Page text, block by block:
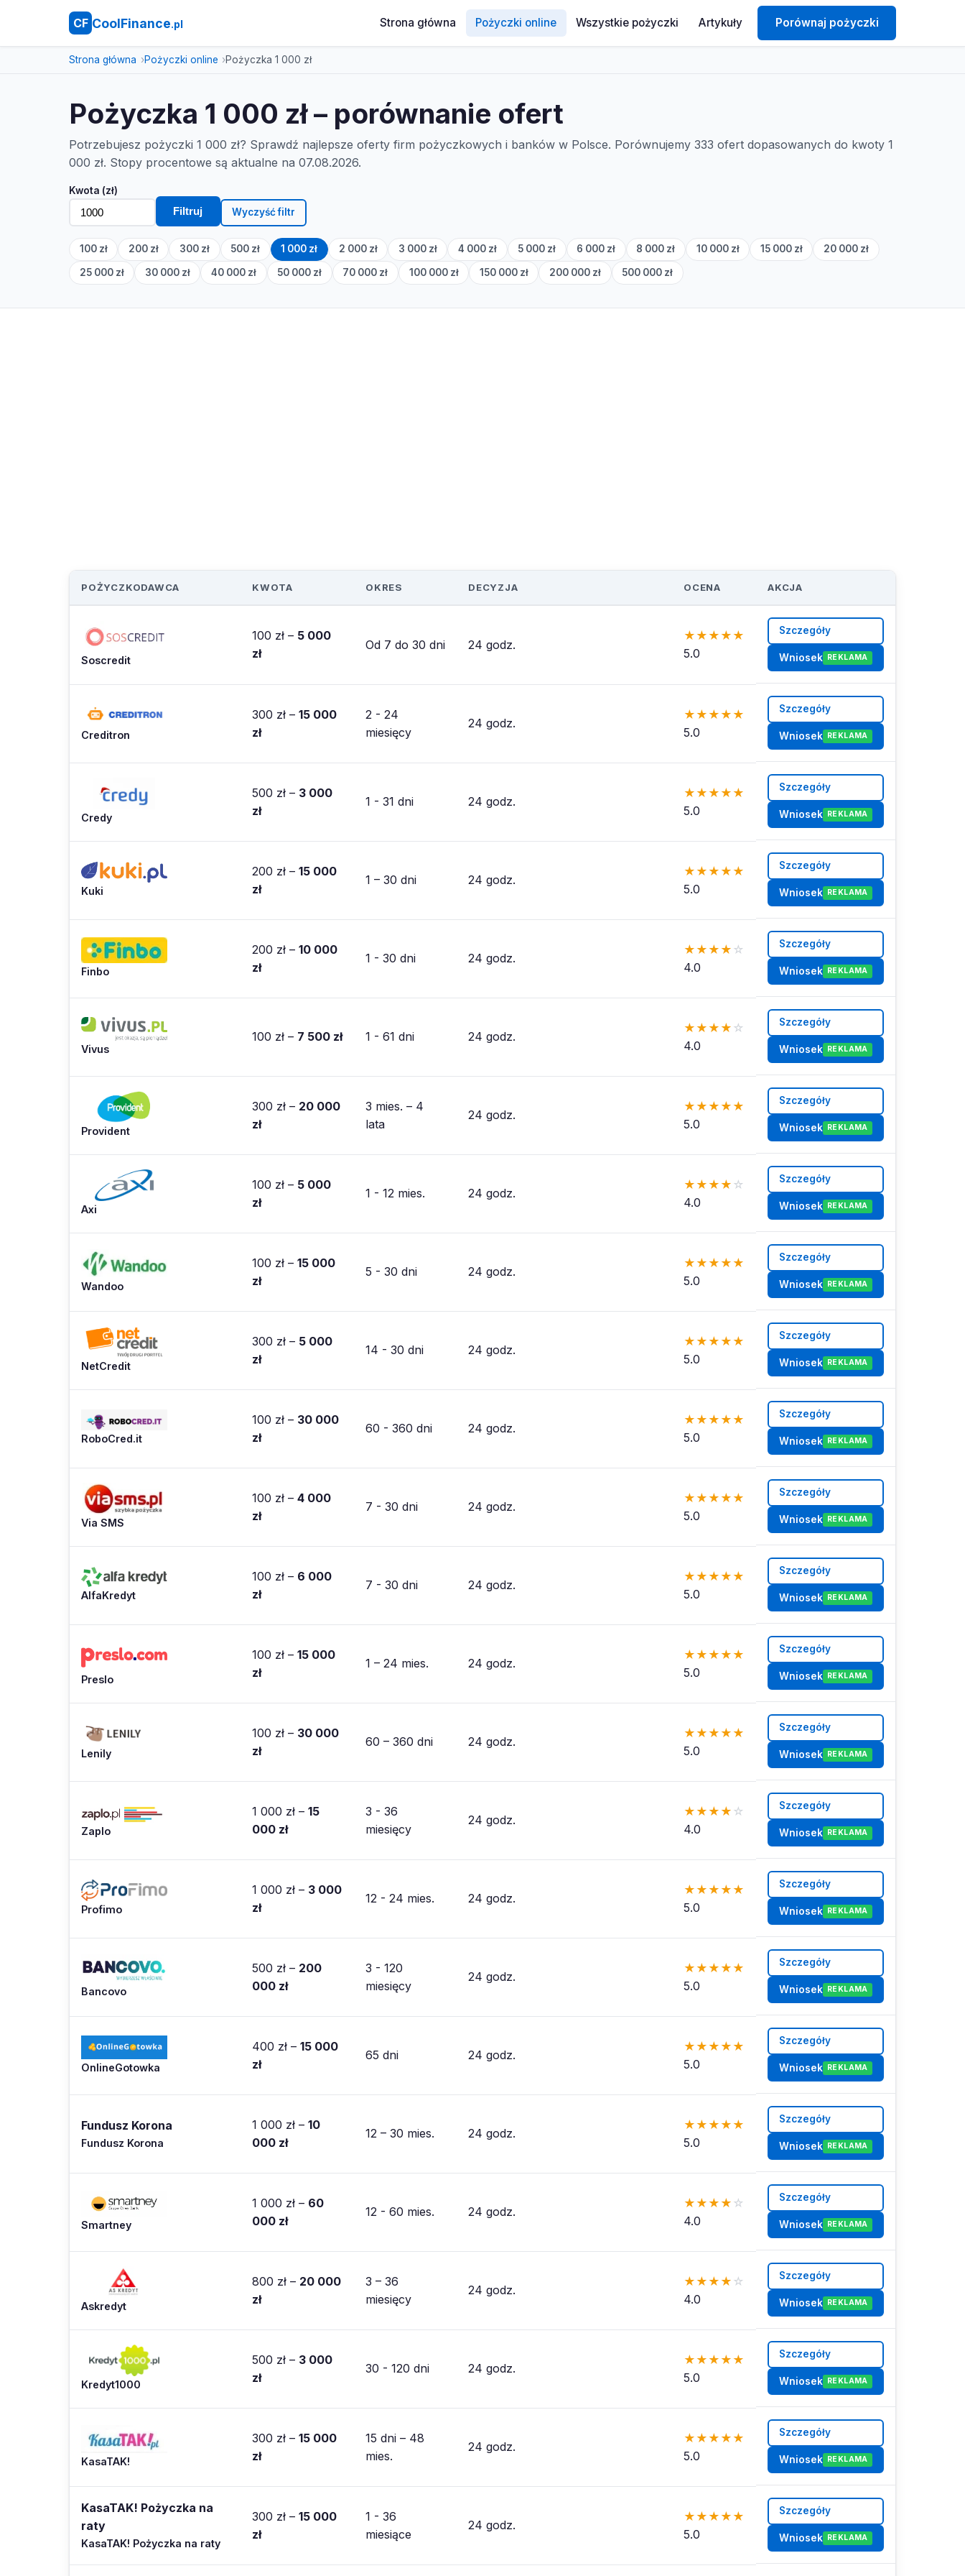
CF CoolFinance.pl Strona główna Pożyczki online Wszystkie pożyczki Artykuły Porównaj pożyczki
Strona główna Pożyczki online Pożyczka 1 000 zł
Pożyczka 1 000 zł – porównanie ofert
Potrzebujesz pożyczki 1 000 zł? Sprawdź najlepsze oferty firm pożyczkowych i banków w Polsce. Porównujemy 333 ofert dopasowanych do kwoty 1
000 zł. Stopy procentowe są aktualne na 07.08.2026.
Kwota (zł)
Filtruj Wyczyść filtr
100 zł 200 zł 300 zł 500 zł 1 000 zł 2 000 zł 3 000 zł 4 000 zł 5 000 zł 6 000 zł 8 000 zł 10 000 zł 15 000 zł 20 000 zł
25 000 zł 30 000 zł 40 000 zł 50 000 zł 70 000 zł 100 000 zł 150 000 zł 200 000 zł 500 000 zł
POŻYCZKODAWCA KWOTA OKRES DECYZJA OCENA AKCJA
Soscredit
100 zł – 5 000
zł
Od 7 do 30 dni 24 godz.
★ ★ ★ ★ ★
5.0
Szczegóły
Wniosek REKLAMA
Creditron
300 zł – 15 000
zł
2 - 24
miesięcy
24 godz.
★ ★ ★ ★ ★
5.0
Szczegóły
Wniosek REKLAMA
Credy
500 zł – 3 000
zł
1 - 31 dni 24 godz.
★ ★ ★ ★ ★
5.0
Szczegóły
Wniosek REKLAMA
Kuki
200 zł – 15 000
zł
1 – 30 dni 24 godz.
★ ★ ★ ★ ★
5.0
Szczegóły
Wniosek REKLAMA
Finbo
200 zł – 10 000
zł
1 - 30 dni 24 godz.
★ ★ ★ ★ ☆
4.0
Szczegóły
Wniosek REKLAMA
Vivus
100 zł – 7 500 zł 1 - 61 dni 24 godz.
★ ★ ★ ★ ☆
4.0
Szczegóły
Wniosek REKLAMA
Provident
300 zł – 20 000
zł
3 mies. – 4
lata
24 godz.
★ ★ ★ ★ ★
5.0
Szczegóły
Wniosek REKLAMA
Axi
100 zł – 5 000
zł
1 - 12 mies. 24 godz.
★ ★ ★ ★ ☆
4.0
Szczegóły
Wniosek REKLAMA
Wandoo
100 zł – 15 000
zł
5 - 30 dni 24 godz.
★ ★ ★ ★ ★
5.0
Szczegóły
Wniosek REKLAMA
NetCredit
300 zł – 5 000
zł
14 - 30 dni 24 godz.
★ ★ ★ ★ ★
5.0
Szczegóły
Wniosek REKLAMA
RoboCred.it
100 zł – 30 000
zł
60 - 360 dni 24 godz.
★ ★ ★ ★ ★
5.0
Szczegóły
Wniosek REKLAMA
Via SMS
100 zł – 4 000
zł
7 - 30 dni 24 godz.
★ ★ ★ ★ ★
5.0
Szczegóły
Wniosek REKLAMA
AlfaKredyt
100 zł – 6 000
zł
7 - 30 dni 24 godz.
★ ★ ★ ★ ★
5.0
Szczegóły
Wniosek REKLAMA
Preslo
100 zł – 15 000
zł
1 – 24 mies. 24 godz.
★ ★ ★ ★ ★
5.0
Szczegóły
Wniosek REKLAMA
Lenily
100 zł – 30 000
zł
60 – 360 dni 24 godz.
★ ★ ★ ★ ★
5.0
Szczegóły
Wniosek REKLAMA
Zaplo
1 000 zł – 15
000 zł
3 - 36
miesięcy
24 godz.
★ ★ ★ ★ ☆
4.0
Szczegóły
Wniosek REKLAMA
Profimo
1 000 zł – 3 000
zł
12 - 24 mies. 24 godz.
★ ★ ★ ★ ★
5.0
Szczegóły
Wniosek REKLAMA
Bancovo
500 zł – 200
000 zł
3 - 120
miesięcy
24 godz.
★ ★ ★ ★ ★
5.0
Szczegóły
Wniosek REKLAMA
OnlineGotowka
400 zł – 15 000
zł
65 dni 24 godz.
★ ★ ★ ★ ★
5.0
Szczegóły
Wniosek REKLAMA
Fundusz Korona
Fundusz Korona
1 000 zł – 10
000 zł
12 – 30 mies. 24 godz.
★ ★ ★ ★ ★
5.0
Szczegóły
Wniosek REKLAMA
Smartney
1 000 zł – 60
000 zł
12 - 60 mies. 24 godz.
★ ★ ★ ★ ☆
4.0
Szczegóły
Wniosek REKLAMA
Askredyt
800 zł – 20 000
zł
3 – 36
miesięcy
24 godz.
★ ★ ★ ★ ☆
4.0
Szczegóły
Wniosek REKLAMA
Kredyt1000
500 zł – 3 000
zł
30 - 120 dni 24 godz.
★ ★ ★ ★ ★
5.0
Szczegóły
Wniosek REKLAMA
KasaTAK!
300 zł – 15 000
zł
15 dni – 48
mies.
24 godz.
★ ★ ★ ★ ★
5.0
Szczegóły
Wniosek REKLAMA
KasaTAK! Pożyczka na
raty
KasaTAK! Pożyczka na raty
300 zł – 15 000
zł
1 - 36
miesiące
24 godz.
★ ★ ★ ★ ★
5.0
Szczegóły
Wniosek REKLAMA